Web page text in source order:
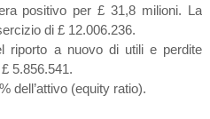
positivo per £ 31,8 milioni. La
di £ 12.006.236.
riporto a nuovo di utili e perdite
5.856.541.
dell’attivo (equity ratio).